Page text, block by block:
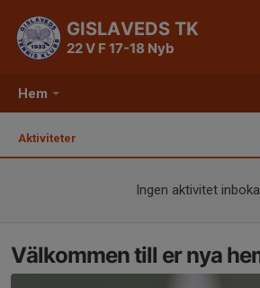
Hem
GISLAVEDS TK
22 V F 17-18 Nyb
Aktiviteter
Ingen aktivitet
Välkommen till er nya